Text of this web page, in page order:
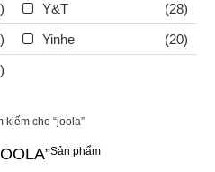
Y&T
(28)
Yinhe
(20)
kiếm cho “joola”
Sản phẩm